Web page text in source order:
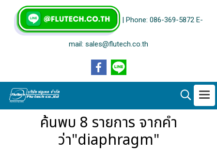
| Phone: 086-369-5872 E-
mail: sales@flutech.co.th
ค้นพบ 8 รายการ จากคำ
ว่า"diaphragm"